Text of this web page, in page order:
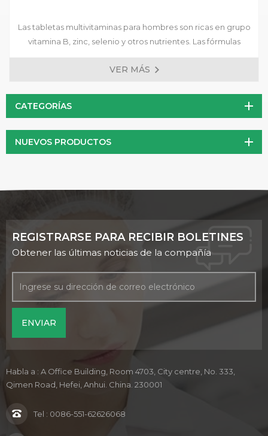
Las tabletas multivitaminas para hombres son ricas en grupo
vitamina B, zinc, selenio y otros nutrientes. Las fórmulas
preparadas están disponibles, y se aceptan fórmulas
personalizadas.
VER MÁS
CATEGORÍAS
NUEVOS PRODUCTOS
REGISTRARSE PARA RECIBIR BOLETINES
Obtener las últimas noticias de la compañía
Habla a : A Office Building, Room 4703, City centre, No. 333,
Qimen Road, Hefei, Anhui. China. 230001
Tel : 0086-551-62626068